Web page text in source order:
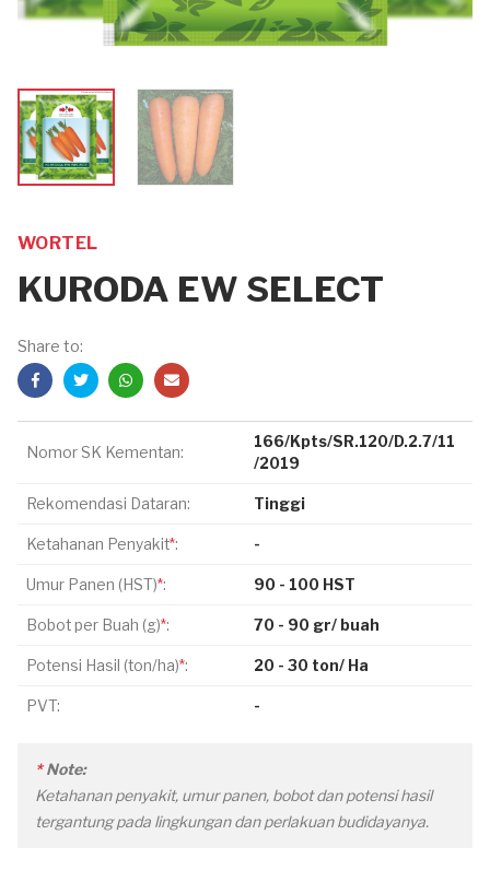
WORTEL
KURODA EW SELECT
Share to:
Nomor SK Kementan:
166/Kpts/SR.120/D.2.7/11
/2019
Rekomendasi Dataran: Tinggi
Ketahanan Penyakit*: -
Umur Panen (HST)*: 90 - 100 HST
Bobot per Buah (g)*: 70 - 90 gr/ buah
Potensi Hasil (ton/ha)*: 20 - 30 ton/ Ha
PVT: -
*Note:
Ketahanan penyakit, umur panen, bobot dan potensi hasil
tergantung pada lingkungan dan perlakuan budidayanya.